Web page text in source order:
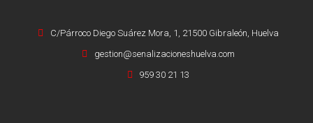
C/Párroco Diego Suárez Mora, 1, 21500 Gibraleón, Huelva
gestion@senalizacioneshuelva.com
959 30 21 13